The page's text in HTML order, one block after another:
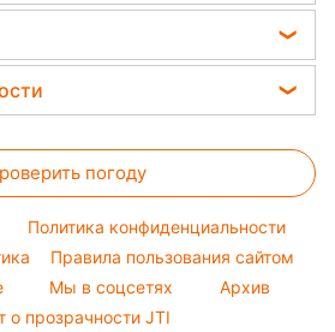
погоду
Политика конфиденциальности
Правила пользования сайтом
Мы в соцсетях
Архив
о прозрачности JTI